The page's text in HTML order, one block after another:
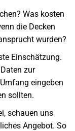
Was kosten
die Decken
wurden?
Einschätzung.
zur
eingeben
sollten.
schauen uns
Angebot. So